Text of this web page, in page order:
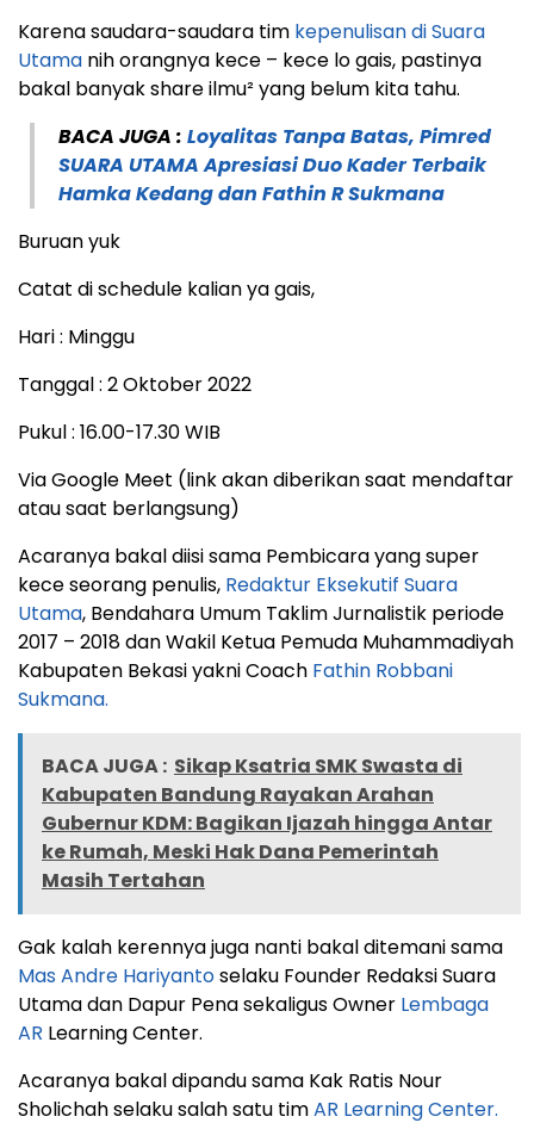
Karena saudara-saudara tim kepenulisan di Suara
Utama nih orangnya kece – kece lo gais, pastinya
bakal banyak share ilmu² yang belum kita tahu.
BACA JUGA : Loyalitas Tanpa Batas, Pimred
SUARA UTAMA Apresiasi Duo Kader Terbaik
Hamka Kedang dan Fathin R Sukmana
Buruan yuk
Catat di schedule kalian ya gais,
Hari : Minggu
Tanggal : 2 Oktober 2022
Pukul : 16.00-17.30 WIB
Via Google Meet (link akan diberikan saat mendaftar
atau saat berlangsung)
Acaranya bakal diisi sama Pembicara yang super
kece seorang penulis, Redaktur Eksekutif Suara
Utama, Bendahara Umum Taklim Jurnalistik periode
2017 – 2018 dan Wakil Ketua Pemuda Muhammadiyah
Kabupaten Bekasi yakni Coach Fathin Robbani
Sukmana.
BACA JUGA : Sikap Ksatria SMK Swasta di
Kabupaten Bandung Rayakan Arahan
Gubernur KDM: Bagikan Ijazah hingga Antar
ke Rumah, Meski Hak Dana Pemerintah
Masih Tertahan
Gak kalah kerennya juga nanti bakal ditemani sama
Mas Andre Hariyantoselaku Founder Redaksi Suara
Utama dan Dapur Pena sekaligus Owner Lembaga
AR Learning Center.
Acaranya bakal dipandu sama Kak Ratis Nour
Sholichah selaku salah satu timAR Learning Center.